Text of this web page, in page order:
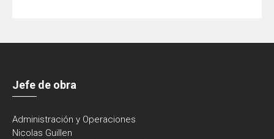
Jefe de obra
Administración y Operaciones
Nicolas Guillen